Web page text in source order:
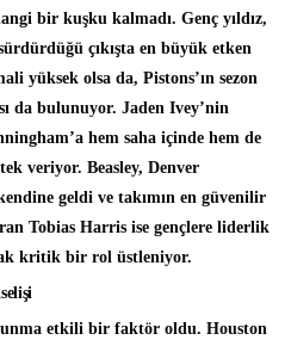
bir kuşku kalmadı. Genç yıldız,
çıkışta en büyük etken
yüksek olsa da, Pistons’ın sezon
da bulunuyor. Jaden Ivey’nin
hem saha içinde hem de
veriyor. Beasley, Denver
geldi ve takımın en güvenilir
Tobias Harris ise gençlere liderlik
kritik bir rol üstleniyor.
etkili bir faktör oldu. Houston